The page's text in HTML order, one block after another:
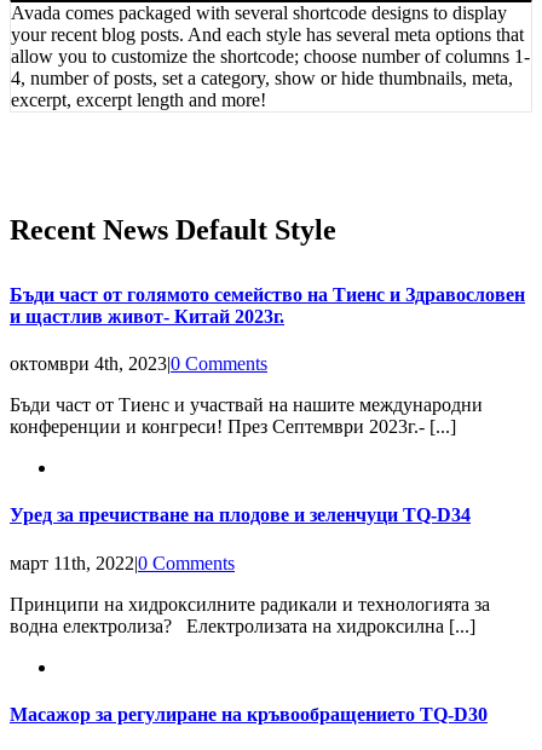
Avada comes packaged with several shortcode designs to display
your recent blog posts. And each style has several meta options that
allow you to customize the shortcode; choose number of columns 1-
4, number of posts, set a category, show or hide thumbnails, meta,
excerpt, excerpt length and more!
Recent News Default Style
Бъди част от голямото семейство на Тиенс и Здравословен
и щастлив живот- Китай 2023г.
октомври 4th, 2023|0 Comments
Бъди част от Тиенс и участвай на нашите международни
конференции и конгреси! През Септември 2023г.- [...]
Уред за пречистване на плодове и зеленчуци TQ-D34
март 11th, 2022|0 Comments
Принципи на хидроксилните радикали и технологията за
водна електролиза? Електролизата на хидроксилна [...]
Масажор за регулиране на кръвообращението TQ-D30